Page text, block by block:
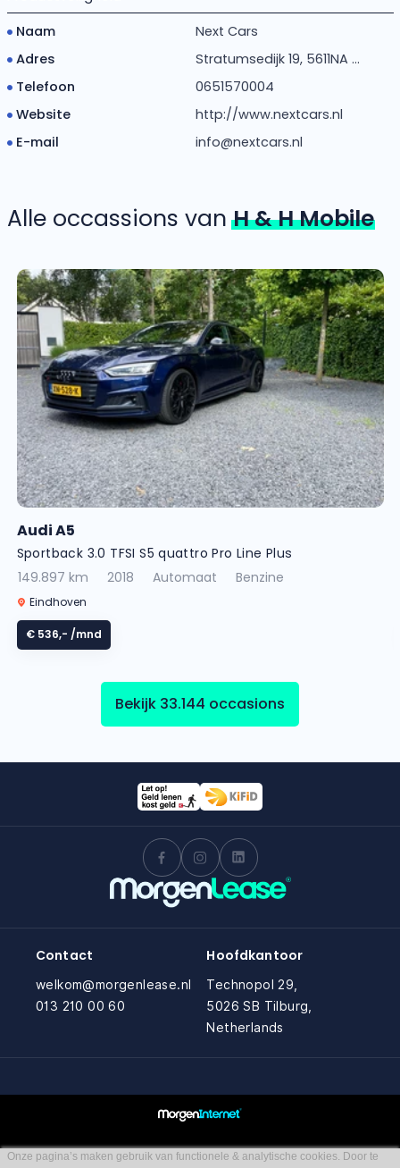
Naam
Next Cars
Adres
Stratumsedijk 19, 5611NA ...
Telefoon
0651570004
Website
http://www.nextcars.nl
E-mail
info@nextcars.nl
Alle occassions vanH & H Mobile
Audi A5
Sportback 3.0 TFSI S5 quattro Pro Line Plus
149.897 km
2018 Automaat Benzine
Eindhoven
€ 536,- /mnd
Bekijk 33.144 occasions
Contact
welkom@morgenlease.nl
013 210 00 60
Hoofdkantoor
Technopol 29,
5026 SB Tilburg,
Netherlands
Onze pagina’s maken gebruik van functionele & analytische cookies. Door te